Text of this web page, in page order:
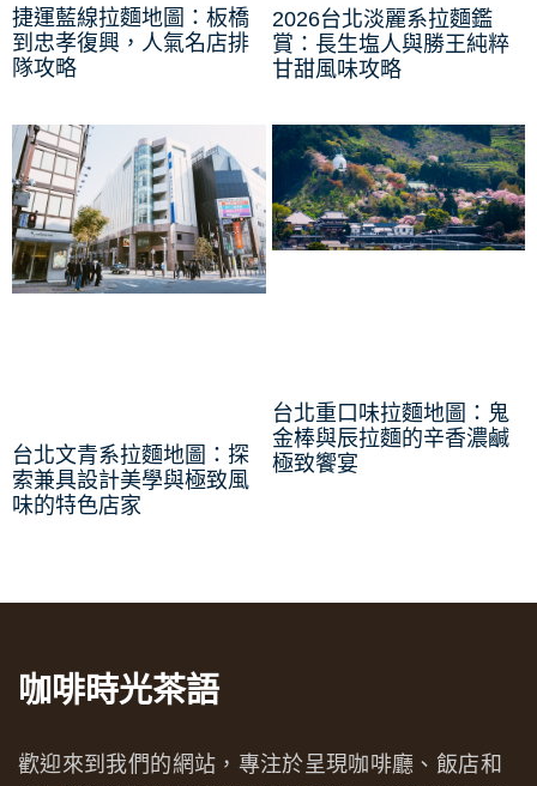
捷運藍線拉麵地圖：板橋
到忠孝復興，人氣名店排
隊攻略
2026台北淡麗系拉麵鑑
賞：長生塩人與勝王純粹
甘甜風味攻略
台北文青系拉麵地圖：探
索兼具設計美學與極致風
味的特色店家
台北重口味拉麵地圖：鬼
金棒與辰拉麵的辛香濃鹹
極致饗宴
咖啡時光茶語
歡迎來到我們的網站，專注於呈現咖啡廳、飯店和